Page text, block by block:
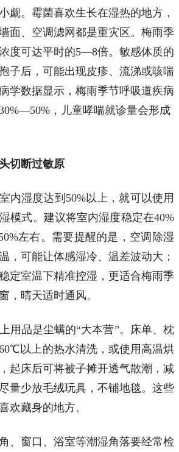
觑。霉菌喜欢生长在湿热的地方，
面、空调滤网都是重灾区。梅雨季
度可达平时的5—8倍。敏感体质的
子后，可能出现皮疹、流涕或咳喘
学数据显示，梅雨季节呼吸道疾病
，儿童哮喘就诊量会形成
切断过敏原
内湿度达到50%以上，就可以使用
模式。建议将室内湿度稳定在40%
左右。需要提醒的是，空调除湿
，可能让体感湿冷、温差波动大；
定室温下精准控湿，更适合梅雨季
，晴天适时通风。
用品是尘螨的“大本营”。床单、枕
以上的热水清洗，或使用高温烘
起床后可将被子摊开透气散潮，减
量少放毛绒玩具，不铺地毯。这些
欢藏身的地方。
、窗口、浴室等潮湿角落要经常检